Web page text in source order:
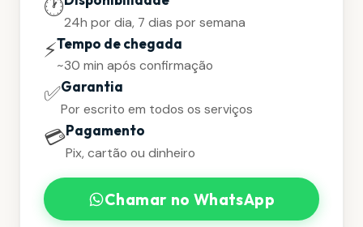
🕐
24h por dia, 7 dias por semana
⚡Tempo de chegada
~30 min após confirmação
✅Garantia
Por escrito em todos os serviços
💳Pagamento
Pix, cartão ou dinheiro
Chamar no WhatsApp